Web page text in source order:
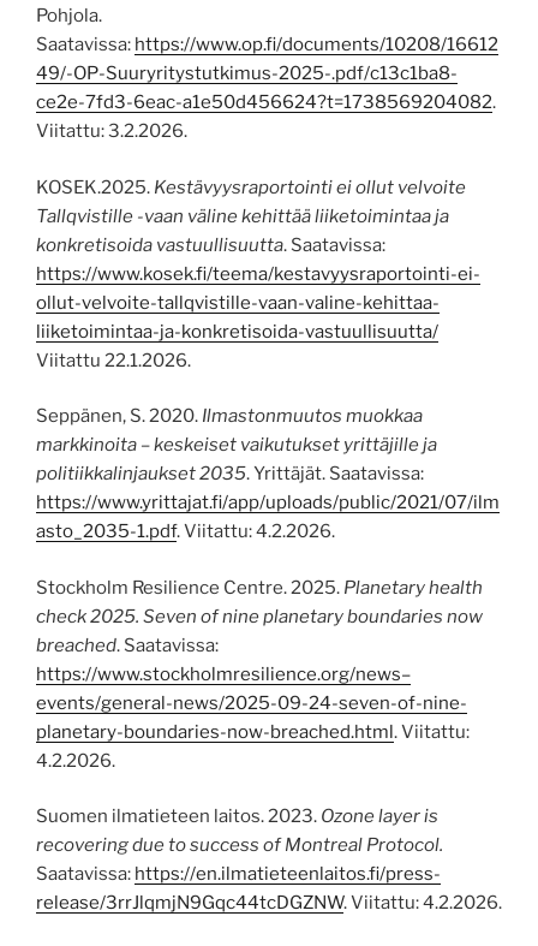
Pohjola.
Saatavissa: https://www.op.fi/documents/10208/16612
49/-OP-Suuryritystutkimus-2025-.pdf/c13c1ba8-
ce2e-7fd3-6eac-a1e50d456624?t=1738569204082.
Viitattu: 3.2.2026.
KOSEK.2025. Kestävyysraportointi ei ollut velvoite
Tallqvistille -vaan väline kehittää liiketoimintaa ja
konkretisoida vastuullisuutta. Saatavissa:
https://www.kosek.fi/teema/kestavyysraportointi-ei-
ollut-velvoite-tallqvistille-vaan-valine-kehittaa-
liiketoimintaa-ja-konkretisoida-vastuullisuutta/
Viitattu 22.1.2026.
Seppänen, S. 2020. Ilmastonmuutos muokkaa
markkinoita – keskeiset vaikutukset yrittäjille ja
politiikkalinjaukset 2035. Yrittäjät. Saatavissa:
https://www.yrittajat.fi/app/uploads/public/2021/07/ilm
asto_2035-1.pdf. Viitattu: 4.2.2026.
Stockholm Resilience Centre. 2025. Planetary health
check 2025. Seven of nine planetary boundaries now
breached. Saatavissa:
https://www.stockholmresilience.org/news–
events/general-news/2025-09-24-seven-of-nine-
planetary-boundaries-now-breached.html. Viitattu:
4.2.2026.
Suomen ilmatieteen laitos. 2023. Ozone layer is
recovering due to success of Montreal Protocol.
Saatavissa: https://en.ilmatieteenlaitos.fi/press-
release/3rrJlqmjN9Gqc44tcDGZNW. Viitattu: 4.2.2026.